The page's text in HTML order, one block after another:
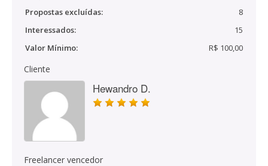
Propostas excluídas:
8
Interessados:
15
Valor Mínimo:
R$ 100,00
Cliente
Hewandro D.
Freelancer vencedor